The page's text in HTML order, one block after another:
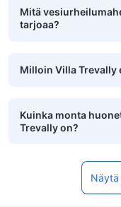
Mitä
tarjoaa?
Milloin Villa Trevally
Kuinka monta
Trevally on?
Näytä